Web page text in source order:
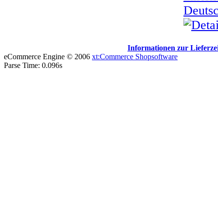
Informationen zur
eCommerce Engine © 2006 xt:Commerce Shopsoftware
Parse Time: 0.096s